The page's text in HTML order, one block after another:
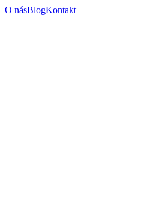
O násBlogKontakt